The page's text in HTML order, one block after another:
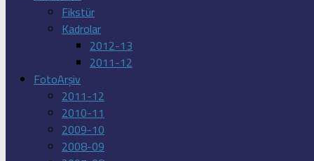
Fikstür
Kadrolar
2012-13
2011-12
FotoArşiv
2011-12
2010-11
2009-10
2008-09